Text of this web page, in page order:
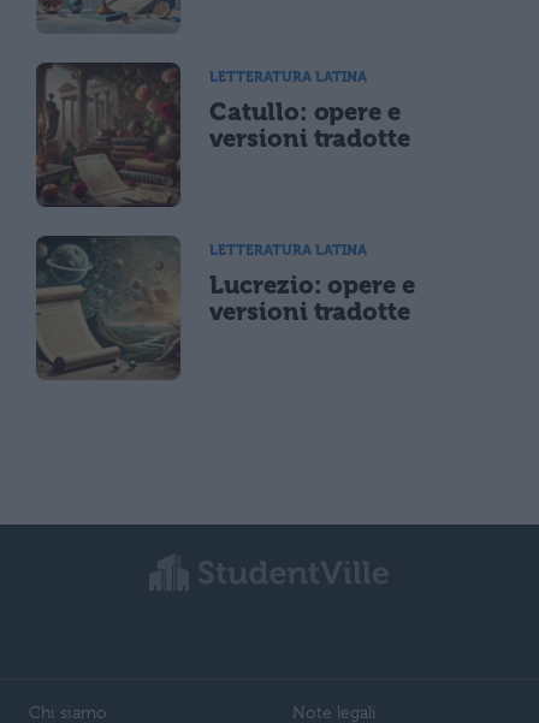
LETTERATURA LATINA
Catullo: opere e
versioni tradotte
LETTERATURA LATINA
Lucrezio: opere e
versioni tradotte
Chi siamo Note legali